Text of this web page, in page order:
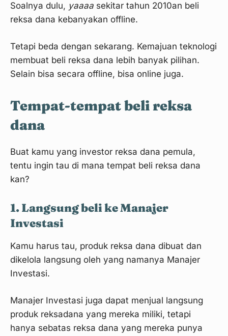
Soalnya dulu, yaaaa sekitar tahun 2010an beli
reksa dana kebanyakan offline.
Tetapi beda dengan sekarang. Kemajuan teknologi
membuat beli reksa dana lebih banyak pilihan.
Selain bisa secara offline, bisa online juga.
Tempat-tempat beli reksa
dana
Buat kamu yang investor reksa dana pemula,
tentu ingin tau di mana tempat beli reksa dana
kan?
1. Langsung beli ke Manajer
Investasi
Kamu harus tau, produk reksa dana dibuat dan
dikelola langsung oleh yang namanya Manajer
Investasi.
Manajer Investasi juga dapat menjual langsung
produk reksadana yang mereka miliki, tetapi
hanya sebatas reksa dana yang mereka punya